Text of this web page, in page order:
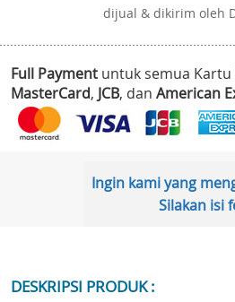
dijual & dikirim oleh
Full Payment untuk semua
MasterCard, JCB, dan American
Ingin kami yang
Silakan isi
DESKRIPSI PRODUK :